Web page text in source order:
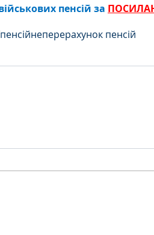
пенсій за
пенсійнеперерахунок пенсій